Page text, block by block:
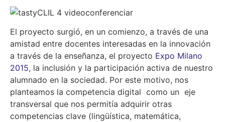
El proyecto surgió, en un comienzo, a través de una
amistad entre docentes interesadas en la innovación
a través de la enseñanza, el proyecto Expo Milano
2015, la inclusión y la participación activa de nuestro
alumnado en la sociedad. Por este motivo, nos
planteamos la competencia digital como un eje
transversal que nos permitía adquirir otras
competencias clave (lingüística, matemática,